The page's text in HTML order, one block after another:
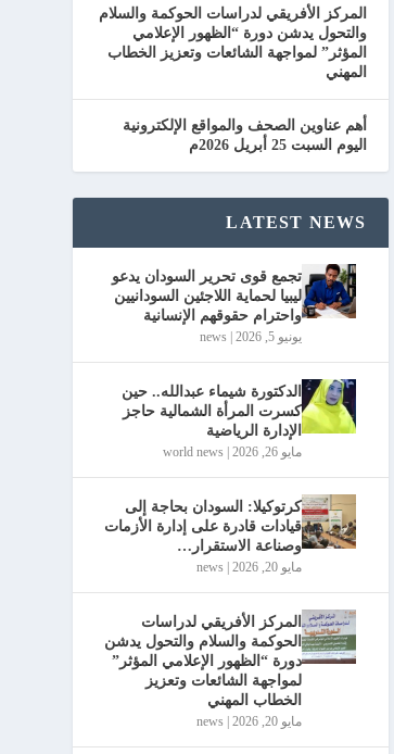
المركز الأفريقي لدراسات الحوكمة والسلام
والتحول يدشن دورة “الظهور الإعلامي
المؤثر” لمواجهة الشائعات وتعزيز الخطاب
المهني
أهم عناوين الصحف والمواقع الإلكترونية
اليوم السبت 25 أبريل 2026م
LATEST NEWS
تجمع قوى تحرير السودان يدعو
ليبيا لحماية اللاجئين السودانيين
واحترام حقوقهم الإنسانية
يونيو 5, 2026 news
الدكتورة شيماء عبدالله.. حين
كسرت المرأة الشمالية حاجز
الإدارة الرياضية
مايو 26, 2026 world news
كرتوكيلا: السودان بحاجة إلى
قيادات قادرة على إدارة الأزمات
وصناعة الاستقرار…
مايو 20, 2026 news
المركز الأفريقي لدراسات
الحوكمة والسلام والتحول يدشن
دورة “الظهور الإعلامي المؤثر”
لمواجهة الشائعات وتعزيز
الخطاب المهني
مايو 20, 2026 news